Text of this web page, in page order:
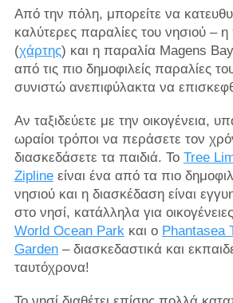
Από την πόλη, μπορείτε να
καλύτερες παραλίες του νησιού –
(χάρτης) και η παραλία Magens
από τις πιο δημοφιλείς παραλίες
συνιστώ ανεπιφύλακτα να
Αν ταξιδεύετε με την οικογένεια,
ωραίοι τρόποι να περάσετε τον
διασκεδάσετε τα παιδιά. Το Tree
Ziplineείναι ένα από τα πιο
νησιού και η διασκέδαση είναι
στο νησί, κατάλληλα για
World Ocean Parkκαι ο Phantasea
Garden– διασκεδαστικά και
ταυτόχρονα!